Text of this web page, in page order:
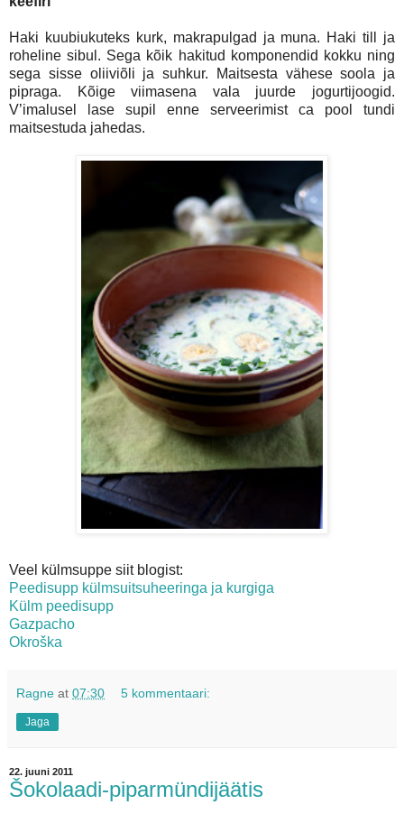
Haki kuubiukuteks kurk, makrapulgad ja muna. Haki till ja
roheline sibul. Sega kõik hakitud komponendid kokku ning
sega sisse oliiviõli ja suhkur. Maitsesta vähese soola ja
pipraga. Kõige viimasena vala juurde jogurtijoogid.
V’imalusel lase supil enne serveerimist ca pool tundi
maitsestuda jahedas.
Veel külmsuppe siit blogist:
Peedisupp külmsuitsuheeringa ja kurgiga
Külm peedisupp
Gazpacho
Okroška
Ragne at 07:30 5 kommentaari:
Jaga
22. juuni 2011
Šokolaadi-piparmündijäätis